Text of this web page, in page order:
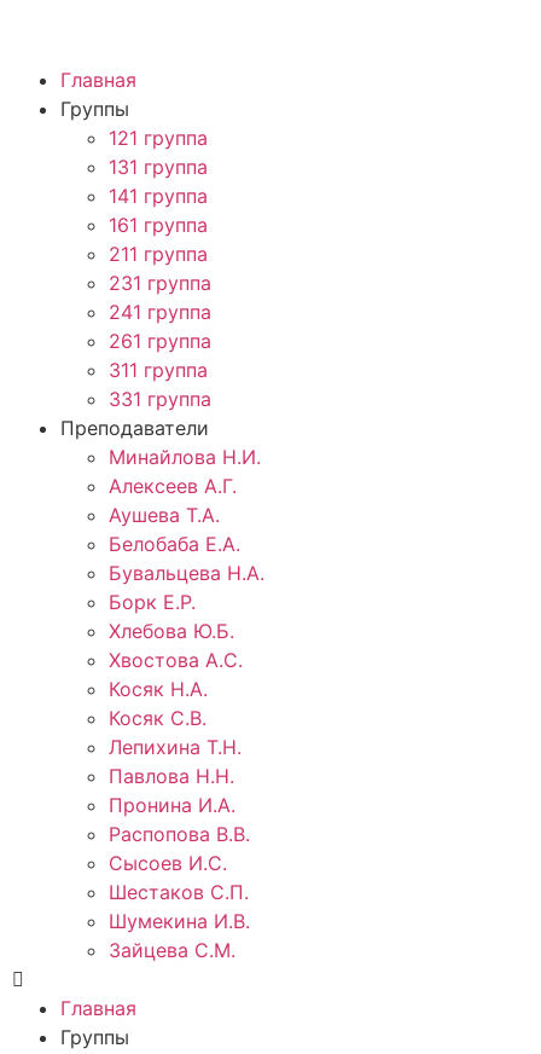
Главная
Группы
121 группа
131 группа
141 группа
161 группа
211 группа
231 группа
241 группа
261 группа
311 группа
331 группа
Преподаватели
Минайлова Н.И.
Алексеев А.Г.
Аушева Т.А.
Белобаба Е.А.
Бувальцева Н.А.
Борк Е.Р.
Хлебова Ю.Б.
Хвостова А.С.
Косяк Н.А.
Косяк С.В.
Лепихина Т.Н.
Павлова Н.Н.
Пронина И.А.
Распопова В.В.
Сысоев И.С.
Шестаков С.П.
Шумекина И.В.
Зайцева С.М.
Главная
Группы